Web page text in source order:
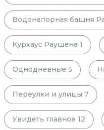
Водонапорная башня
Курхаус Раушена 1
Однодневные 5
Переулки и улицы 7
Увидеть главное 12